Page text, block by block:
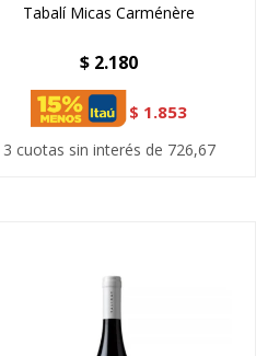
Tabalí Micas Carménère
$ 2.180
$ 1.853
3 cuotas sin interés de 726,67